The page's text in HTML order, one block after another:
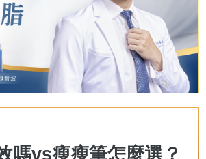
嗎vs瘦瘦筆怎麼選？